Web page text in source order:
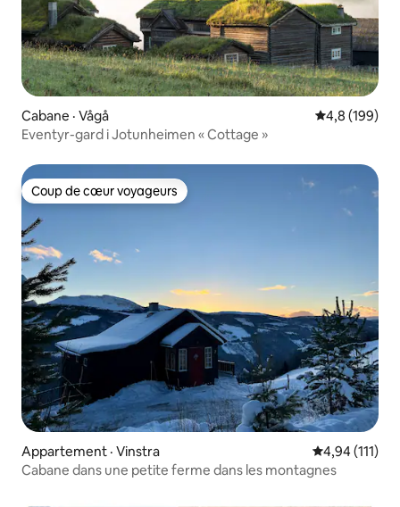
Cabane · Vågå Note
4,8 (199)
Eventyr-gard i Jotunheimen « Cottage »
Coup de cœur voyageurs
Coup de cœur voyageurs
Appartement · Vinstra Note
4,94 (111)
Cabane dans une petite ferme dans les montagnes